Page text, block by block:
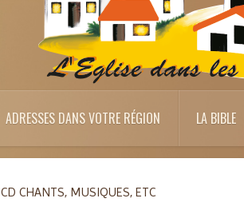
ADRESSES DANS VOTRE RÉGION LA BIBLE
CD CHANTS, MUSIQUES, ETC